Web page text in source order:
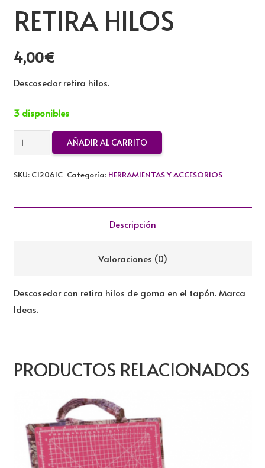
RETIRA HILOS
4,00€
Descosedor retira hilos.
3 disponibles
DESCOSEDOR
HILOS
AÑADIR AL CARRITO
SKU: C12061C Categoría: HERRAMIENTAS Y ACCESORIOS
Descripción
Valoraciones (0)
Descosedor con retira hilos de goma en el tapón. Marca
Ideas.
PRODUCTOS RELACIONADOS